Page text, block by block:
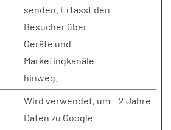
senden. Erfasst den
Besucher über
Geräte und
Marketingkanäle
hinweg.
Wird verwendet, um
Daten zu Google
2 Jahre